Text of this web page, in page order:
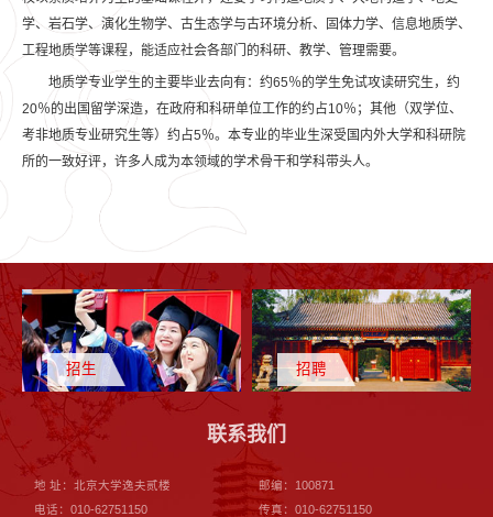
学、岩石学、演化生物学、古生态学与古环境分析、固体力学、信息地质学、
工程地质学等课程，能适应社会各部门的科研、教学、管理需要。
地质学专业学生的主要毕业去向有：约65％的学生免试攻读研究生，约
20％的出国留学深造，在政府和科研单位工作的约占10％；其他（双学位、
考非地质专业研究生等）约占5％。本专业的毕业生深受国内外大学和科研院
所的一致好评，许多人成为本领域的学术骨干和学科带头人。
招生 招聘
联系我们
地 址：北京大学逸夫贰楼
邮编：100871
电话：010-62751150
传真：010-62751150